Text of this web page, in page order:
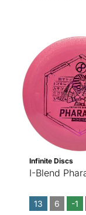
Infinite Discs
I-Blend
13 6 -1